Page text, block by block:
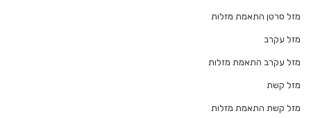
מזל סרטן התאמת מזלות
מזל עקרב
מזל עקרב התאמת מזלות
מזל קשת
מזל קשת התאמת מזלות